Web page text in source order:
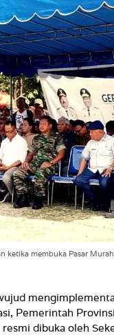
ketika membuka Pasar
Pemerintah
dibuka oleh